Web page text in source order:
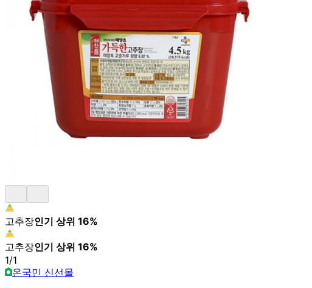
고추장인기 상위 16%
고추장인기 상위 16%
1/1
온국민 신선몰